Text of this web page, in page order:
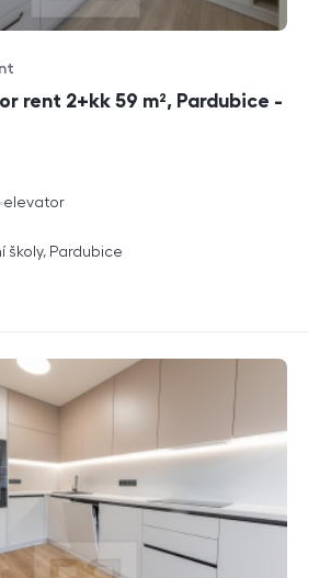
rent 2+kk 59 m², Pardubice -
elevator
školy, Pardubice